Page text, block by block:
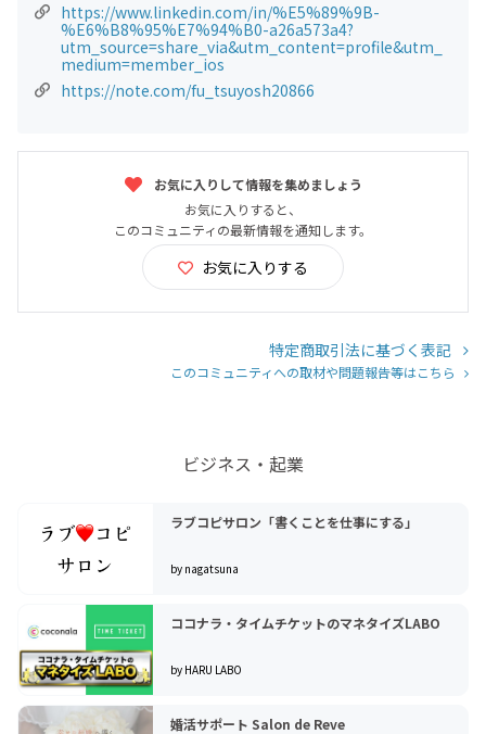
https://www.linkedin.com/in/%E5%89%9B-
%E6%B8%95%E7%94%B0-a26a573a4?
utm_source=share_via&utm_content=profile&utm_
medium=member_ios
https://note.com/fu_tsuyosh20866
お気に入りして情報を集めましょう
お気に入りすると、
このコミュニティの最新情報を通知します。
お気に入りする
特定商取引法に基づく表記
このコミュニティへの取材や問題報告等はこちら
ビジネス・起業
ラブコピサロン「書くことを仕事にする」
by nagatsuna
ココナラ・タイムチケットのマネタイズLABO
by HARU LABO
婚活サポート Salon de Reve